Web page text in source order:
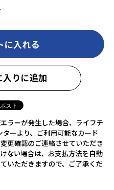
に入れる
入りに追加
ラーが発生した場合、ライフチ
ーより、ご利用可能なカード
更確認のご連絡させていただき
ない場合は、お支払方法を自動
いただきますので、ご了承くだ